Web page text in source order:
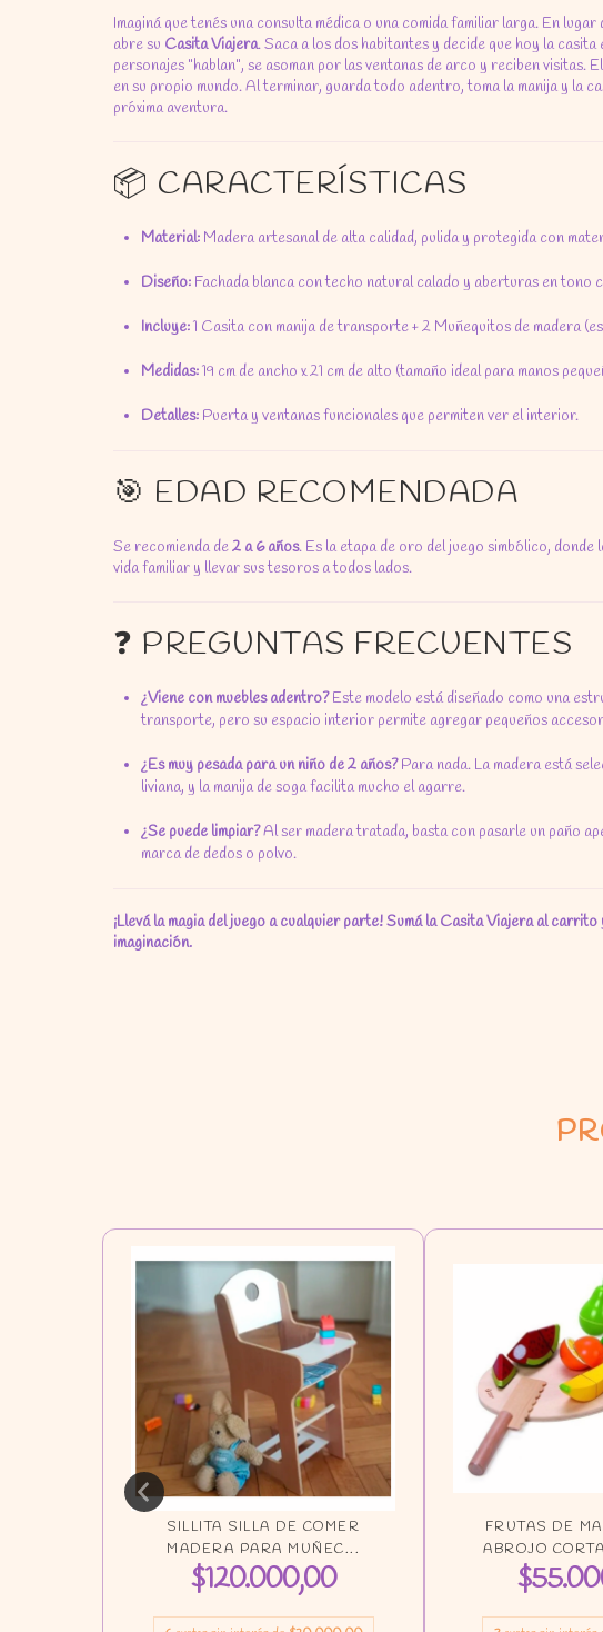
Imaginá que tenés una consulta médica o una comida familiar larga. En
abre su Casita Viajera. Saca a los dos habitantes y decide que hoy la casita
personajes "hablan", se asoman por las ventanas de arco y reciben visitas.
en su propio mundo. Al terminar, guarda todo adentro, toma la manija y la
próxima aventura.
📦 CARACTERÍSTICAS
Material: Madera artesanal de alta calidad, pulida y protegida con
Diseño: Fachada blanca con techo natural calado y aberturas en tono
Incluye:1 Casita con manija de transporte + 2 Muñequitos de madera
Medidas:19 cm de ancho x 21 cm de alto (tamaño ideal para manos
Detalles: Puerta y ventanas funcionales que permiten ver el interior.
🎯 EDAD RECOMENDADA
Se recomienda de2 a 6 años. Es la etapa de oro del juego simbólico,
vida familiar y llevar sus tesoros a todos lados.
❓ PREGUNTAS FRECUENTES
¿Viene con muebles adentro?Este modelo está diseñado como una
transporte, pero su espacio interior permite agregar pequeños
¿Es muy pesada para un niño de 2 años?Para nada. La madera está
liviana, y la manija de soga facilita mucho el agarre.
¿Se puede limpiar?Al ser madera tratada, basta con pasarle un paño
marca de dedos o polvo.
¡Llevá la magia del juego a cualquier parte! Sumá la Casita Viajera al
imaginación.
SILLITA SILLA DE COMER
MADERA PARA MUÑEC...
$120.000,00
FRUTAS DE
ABROJO